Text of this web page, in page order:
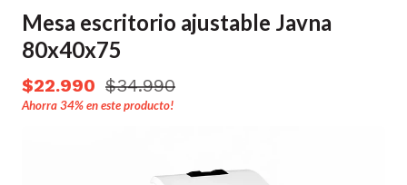
Mesa escritorio ajustable Javna
80x40x75
$22.990 $34.990
Ahorra34%en este producto!